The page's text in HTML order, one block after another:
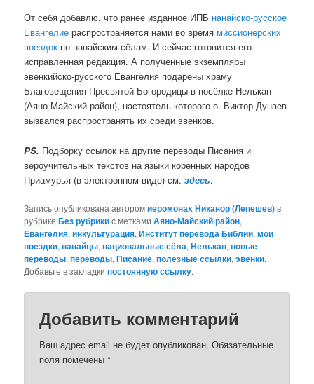
От себя добавлю, что ранее изданное ИПБ нанайско-русское
Евангелие распространяется нами во время миссионерских
поездок по нанайским сёлам. И сейчас готовится его
исправленная редакция. А полученные экземпляры
эвенкийско-русского Евангелия подарены храму
Благовещения Пресвятой Богородицы в посёлке Нелькан
(Аяно-Майский район), настоятель которого о. Виктор Дунаев
вызвался распространять их среди эвенков.
PS. Подборку ссылок на другие переводы Писания и
вероучительных текстов на языки коренных народов
Приамурья (в электронном виде) см.здесь.
Запись опубликована авторомиеромонах Никанор (Лепешев)в
рубрикеБез рубрикис меткамиАяно-Майский район,
Евангелия,инкультурация,Институт перевода Библии,мои
поездки,нанайцы,национальные сёла,Нелькан,новые
переводы,переводы,Писание,полезные ссылки,эвенки.
Добавьте в закладкипостоянную ссылку.
Добавить комментарий
Ваш адрес email не будет опубликован. Обязательные
поля помечены*